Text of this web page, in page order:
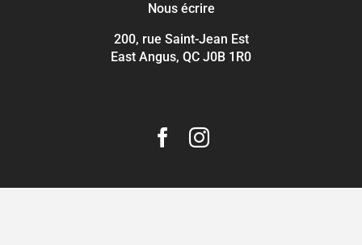
Nous écrire
200, rue Saint-Jean Est
East Angus, QC J0B 1R0